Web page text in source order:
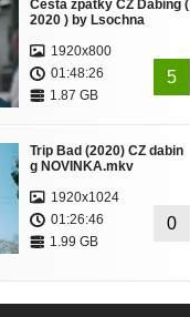
Cesta zpátky CZ Dabing (
2020 ) by Lsochna
1920x800
01:48:26
1.87 GB
5
Trip Bad (2020) CZ dabin
g NOVINKA.mkv
1920x1024
01:26:46
1.99 GB
0